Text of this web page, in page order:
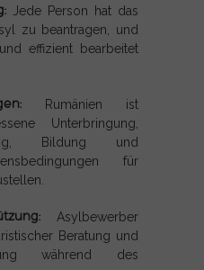
Jede Person hat das
zu beantragen, und
effizient bearbeitet
Rumänien ist
Unterbringung,
Bildung und
für
Asylbewerber
Beratung und
während des